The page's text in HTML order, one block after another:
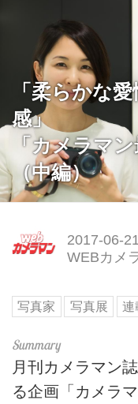
「柔らかな
感」
「カメラマ
（中編）
2017-06-21
WEBカメ
写真家 写真展 連
月刊カメラマン
る企画「カメラ